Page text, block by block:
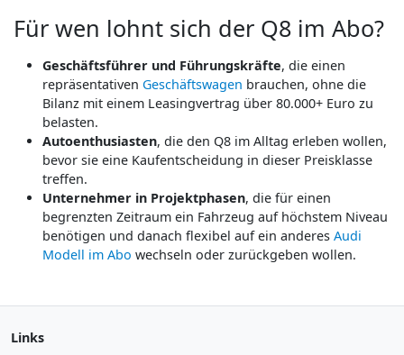
Für wen lohnt sich der Q8 im Abo?
Geschäftsführer und Führungskräfte, die einen
repräsentativen Geschäftswagen brauchen, ohne die
Bilanz mit einem Leasingvertrag über 80.000+ Euro zu
belasten.
Autoenthusiasten, die den Q8 im Alltag erleben wollen,
bevor sie eine Kaufentscheidung in dieser Preisklasse
treffen.
Unternehmer in Projektphasen, die für einen
begrenzten Zeitraum ein Fahrzeug auf höchstem Niveau
benötigen und danach flexibel auf ein anderes Audi
Modell im Abo wechseln oder zurückgeben wollen.
Links